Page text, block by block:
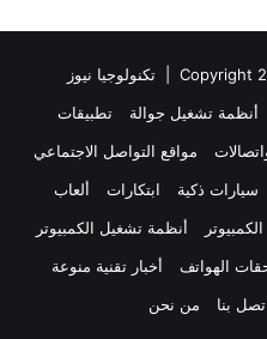
تكنولوجيا نيوز
أنظمة تشغيل جوالة
تطبيقات
مواقع التواصل الاجتماعي
سيارات ذكية ابتكارات
ألعاب
الكمبيوتر
أنظمة تشغيل الكمبيوتر
الهواتف
أخبار تقنية منوعة
بنا من نحن